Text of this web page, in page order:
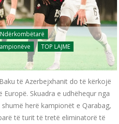
TOP LAJME
të Azerbejxhanit do të kërkojë
Skuadra e udhëhequr nga
herë kampionët e Qarabag,
të turit të tretë eliminatorë të